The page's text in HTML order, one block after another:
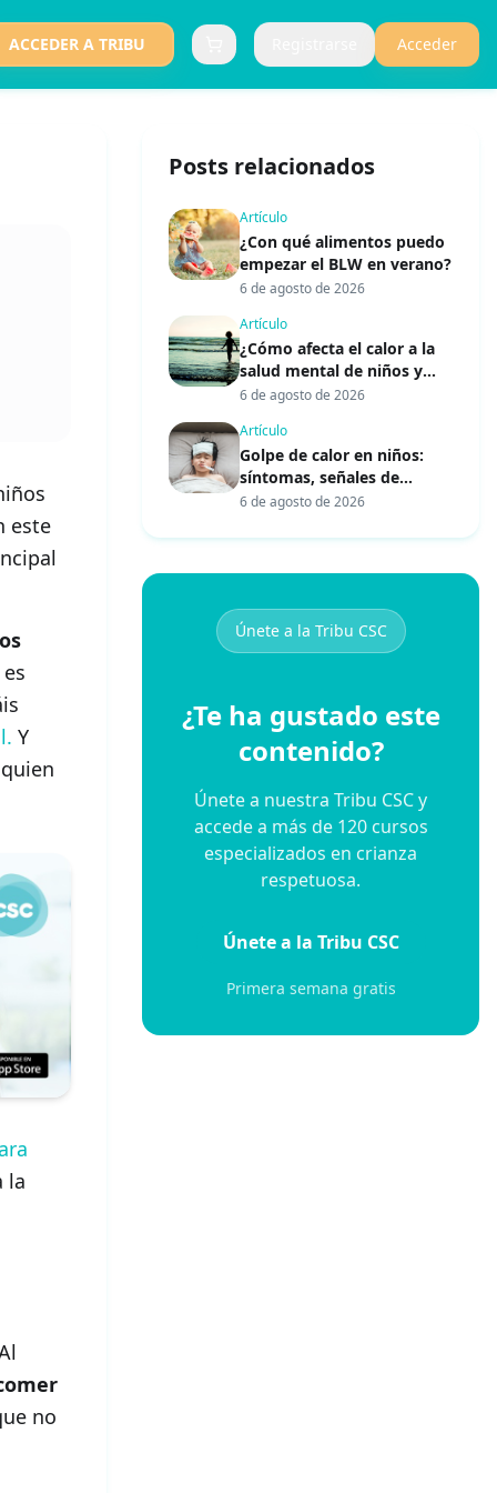
ACCEDER A TRIBU Carrito ( Acceder
este
Y
quien
la
no
Posts relacionados
Artículo
¿Con qué alimentos puedo
empezar el BLW en verano?
6 de agosto de 2026
Artículo
¿Cómo afecta el calor a la
salud mental de niños y
adultos?
6 de agosto de 2026
Artículo
Golpe de calor en niños:
síntomas, señales de
alarma y cuándo acudir a
6 de agosto de 2026
Únete a la Tribu CSC
¿Te ha gustado este
contenido?
Únete a nuestra Tribu CSC y
accede a más de 120 cursos
especializados en crianza
respetuosa.
Únete a la Tribu CSC
Primera semana gratis